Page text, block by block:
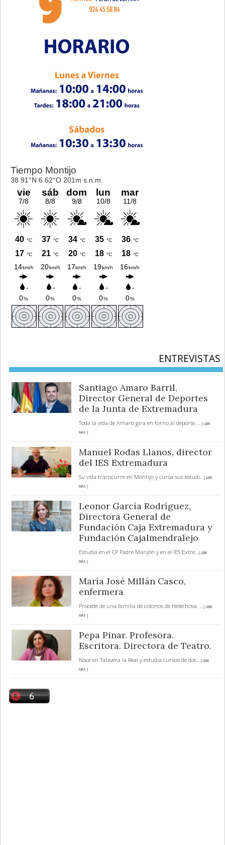
ENTREVISTAS
Santiago Amaro Barril,
Director General de Deportes
de la Junta de Extremadura
Toda la vida de Amaro gira en torno al deporte.
... [ LEER
MÁS ]
Manuel Rodas Llanos, director
del IES Extremadura
Su vida transcurre en Montijo y cursa sus estudi... [ LEER
MÁS ]
Leonor García Rodríguez,
Directora General de
Fundación Caja Extremadura y
Fundación Cajalmendralejo
Estudia en el CP Padre Manjón y en el IES Extre... [ LEER
MÁS ]
María José Millán Casco,
enfermera
Procede de una familia de colonos de Helechosa.
... [ LEER
MÁS ]
Pepa Pinar. Profesora.
Escritora. Directora de Teatro.
Nace en Talavera la Real y estudia cursos de doc... [ LEER
MÁS ]